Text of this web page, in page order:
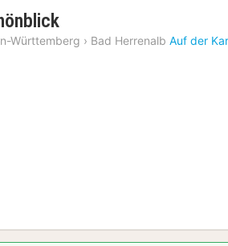
1
Nacht
Württemberg › Bad Herrenalb Auf der